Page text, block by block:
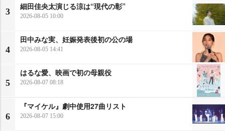
3
細田佳央太演じる涼は“現代の彰”
2026-08-05 10:00
4
田中みな実、妊娠発表後初の公の場
2026-08-05 14:41
5
はるな愛、映画で初の母親役
2026-08-07 08:18
6
『マイケル』劇中使用27曲リスト
2026-08-07 15:00